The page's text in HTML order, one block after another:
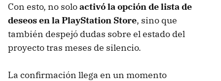
Con esto, no soloactivó la opción de lista de
deseos en la PlayStation Store, sino que
también despejó dudas sobre el estado del
proyecto tras meses de silencio.
La confirmación llega en un momento